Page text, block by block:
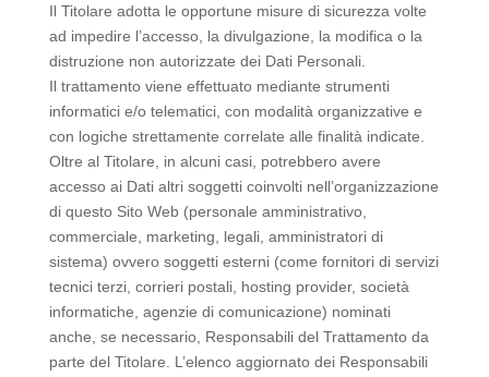
Il Titolare adotta le opportune misure di sicurezza volte
ad impedire l’accesso, la divulgazione, la modifica o la
distruzione non autorizzate dei Dati Personali.
Il trattamento viene effettuato mediante strumenti
informatici e/o telematici, con modalità organizzative e
con logiche strettamente correlate alle finalità indicate.
Oltre al Titolare, in alcuni casi, potrebbero avere
accesso ai Dati altri soggetti coinvolti nell’organizzazione
di questo Sito Web (personale amministrativo,
commerciale, marketing, legali, amministratori di
sistema) ovvero soggetti esterni (come fornitori di servizi
tecnici terzi, corrieri postali, hosting provider, società
informatiche, agenzie di comunicazione) nominati
anche, se necessario, Responsabili del Trattamento da
parte del Titolare. L’elenco aggiornato dei Responsabili